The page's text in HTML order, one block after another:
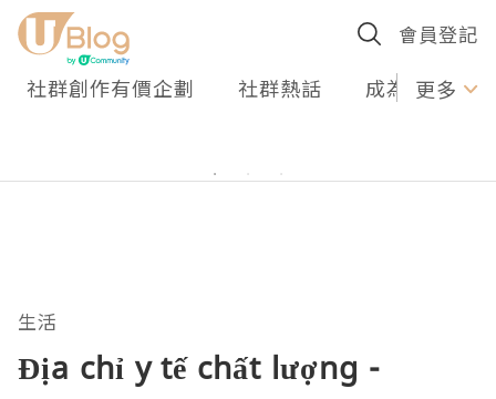
會員登記
社群創作有價企劃 社群熱話 成為U更多
生活
Địa chỉ y tế chất lượng -